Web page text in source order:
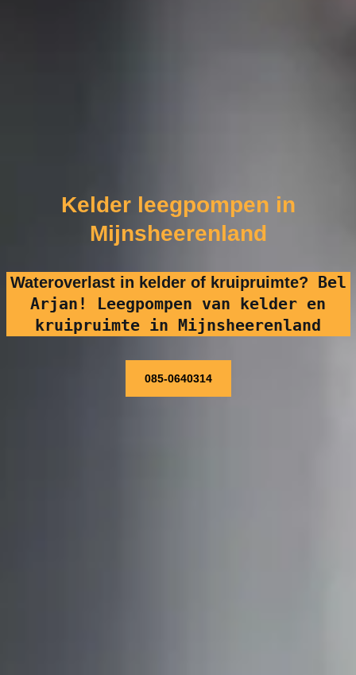
Kelder leegpompen in
Mijnsheerenland
Wateroverlast in kelder of kruipruimte?
Bel
Arjan! Leegpompen van kelder en
kruipruimte in Mijnsheerenland
085-0640314